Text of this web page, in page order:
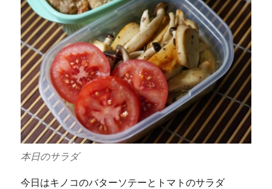
本日のサラダ
今日はキノコのバターソテーとトマトのサラダ